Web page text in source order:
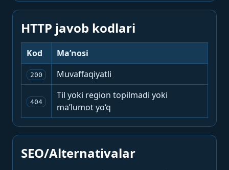
HTTP javob kodlari
Kod Ma’nosi
200 Muvaffaqiyatli
404
Til yoki region topilmadi yoki
ma’lumot yo‘q
SEO/Alternativalar